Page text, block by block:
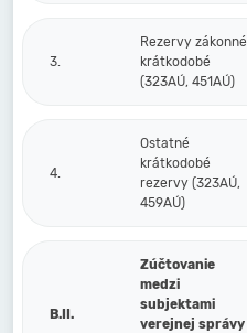
3.
Rezervy zákonné
krátkodobé
(323AÚ, 451AÚ)
4.
Ostatné
krátkodobé
rezervy (323AÚ,
459AÚ)
B.II.
Zúčtovanie
medzi
subjektami
verejnej správy